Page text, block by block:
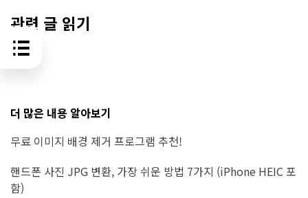
관련 글 읽기
더 많은 내용 알아보기
무료 이미지 배경 제거 프로그램 추천!
핸드폰 사진 JPG 변환, 가장 쉬운 방법 7가지 (iPhone HEIC 포
함)